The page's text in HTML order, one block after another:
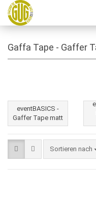
Gaffa Tape - Gaffer
eventBASICS -
Gaffer Tape matt
Sortieren nach